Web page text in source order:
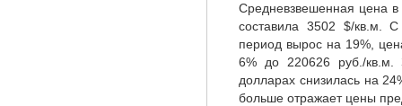
Средневзвешенная цена в
составила 3502 $/кв.м.
период вырос на 19%,
6% до 220626 руб./кв.м.
долларах снизилась на
больше отражает цены